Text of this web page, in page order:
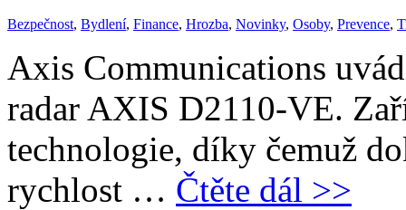
Bezpečnost, Bydlení, Finance, Hrozba, Novinky, Osoby, Prevence,
Axis Communications
radar AXIS D2110-VE.
technologie, díky čemuž
rychlost … Čtěte dál >>